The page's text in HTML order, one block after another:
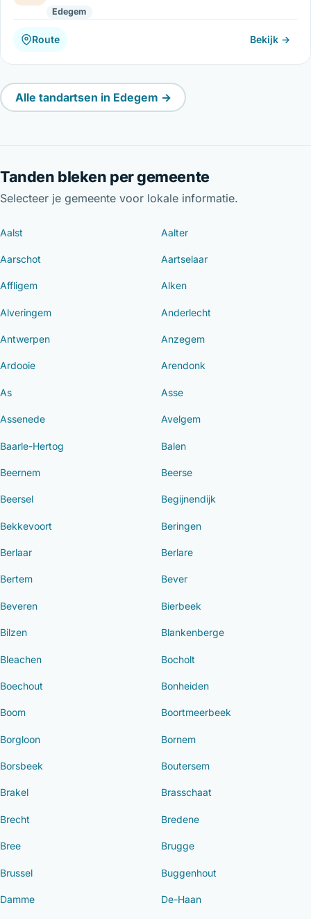
Edegem
Route Bekijk →
Alle tandartsen in Edegem →
Tanden bleken per gemeente
Selecteer je gemeente voor lokale informatie.
Aalst Aalter
Aarschot Aartselaar
Affligem Alken
Alveringem Anderlecht
Antwerpen Anzegem
Ardooie Arendonk
As Asse
Assenede Avelgem
Baarle-Hertog Balen
Beernem Beerse
Beersel Begijnendijk
Bekkevoort Beringen
Berlaar Berlare
Bertem Bever
Beveren Bierbeek
Bilzen Blankenberge
Bleachen Bocholt
Boechout Bonheiden
Boom Boortmeerbeek
Borgloon Bornem
Borsbeek Boutersem
Brakel Brasschaat
Brecht Bredene
Bree Brugge
Brussel Buggenhout
Damme De-Haan